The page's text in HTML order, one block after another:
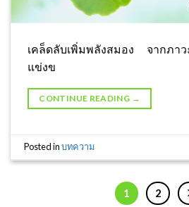
เคล็ดลับเพิ่มพลังสมอง จากภา
แข่งข
CONTINUE READING →
Posted inบทความ
1 2